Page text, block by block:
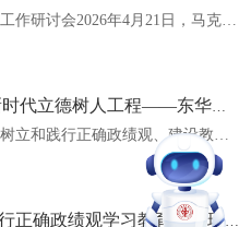
东华大学马克思主义学院召开党建工作研讨会2026年4月21日，马克思主义学院召开党建工作研讨会。会议紧扣新...
树立和践行正确政绩观 落实新时代立德树人工程——东华大学马克思主义学院开展专题学习研讨
为深入学习贯彻习近平总书记关于树立和践行正确政绩观、建设教育强国的重要论述，扎实推进学习教育走深走实...
马克思主义学院举行树立和践行正确政绩观学习教育领导班子读书班暨党委理论学习中心组学习会